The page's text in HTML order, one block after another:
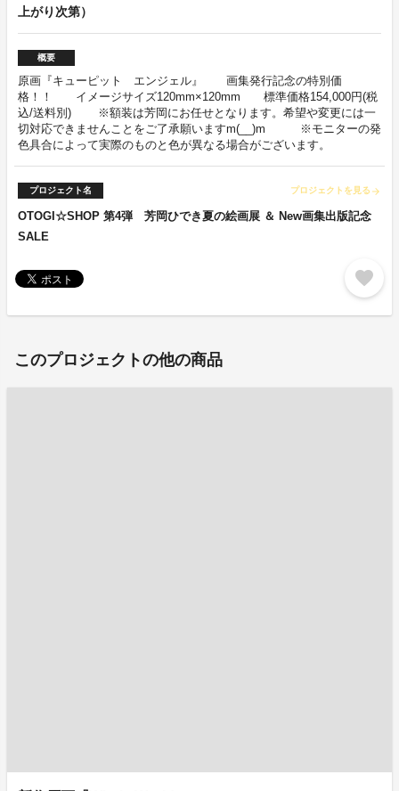
上がり次第）
概要
原画『キューピット エンジェル』 画集発行記念の特別価
格！！ イメージサイズ120mm×120mm 標準価格154,000円(税
込/送料別) ※額装は芳岡にお任せとなります。希望や変更には一
切対応できませんことをご了承願いますm(__)m ※モニターの発
色具合によって実際のものと色が異なる場合がございます。
プロジェクト名 プロジェクトを見る arrow_forward
OTOGI☆SHOP 第4弾 芳岡ひでき夏の絵画展 ＆ New画集出版記念
SALE
favorite
このプロジェクトの他の商品